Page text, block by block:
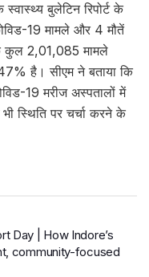
स्वास्थ्य बुलेटिन रिपोर्ट के
19 मामले और 4 मौतें
कुल 2,01,085 मामले
है। सीएम ने बताया कि
19 मरीज अस्पतालों में
भी स्थिति पर चर्चा करने के
Day | How Indore’s
community-focused